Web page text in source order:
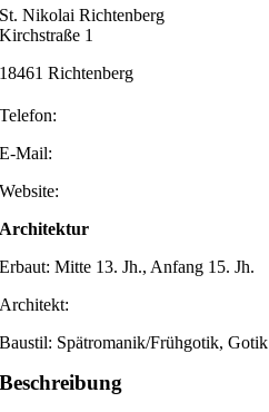
St. Nikolai Richtenberg
Kirchstraße 1
18461 Richtenberg
Telefon:
E-Mail:
Website:
Architektur
Erbaut: Mitte 13. Jh., Anfang 15. Jh.
Architekt:
Baustil: Spätromanik/Frühgotik, Gotik
Beschreibung